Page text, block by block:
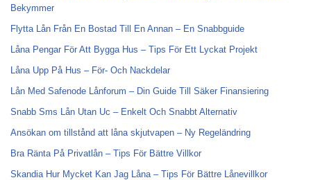
Bekymmer
Flytta Lån Från En Bostad Till En Annan – En Snabbguide
Låna Pengar För Att Bygga Hus – Tips För Ett Lyckat Projekt
Låna Upp På Hus – För- Och Nackdelar
Lån Med Safenode Lånforum – Din Guide Till Säker Finansiering
Snabb Sms Lån Utan Uc – Enkelt Och Snabbt Alternativ
Ansökan om tillstånd att låna skjutvapen – Ny Regeländring
Bra Ränta På Privatlån – Tips För Bättre Villkor
Skandia Hur Mycket Kan Jag Låna – Tips För Bättre Lånevillkor